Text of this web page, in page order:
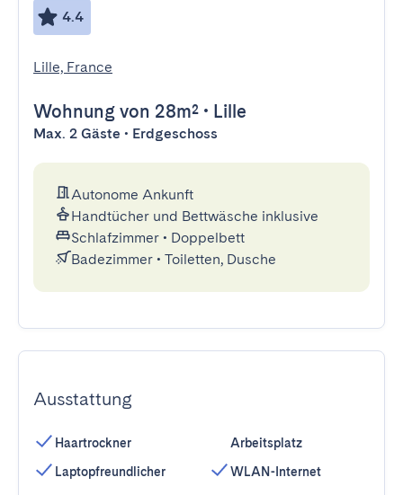
4.4
Lille, France
Wohnung von 28m² • Lille
Max. 2 Gäste • Erdgeschoss
Autonome Ankunft
Handtücher und Bettwäsche inklusive
Schlafzimmer • Doppelbett
Badezimmer • Toiletten, Dusche
Ausstattung
Haartrockner
Laptopfreundlicher
Arbeitsplatz
WLAN-Internet